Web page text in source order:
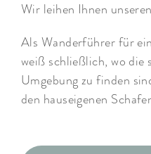
Wir leihen Ihnen
Als Wanderführer für
weiß schließlich, wo die
Umgebung zu finden
den hauseigenen